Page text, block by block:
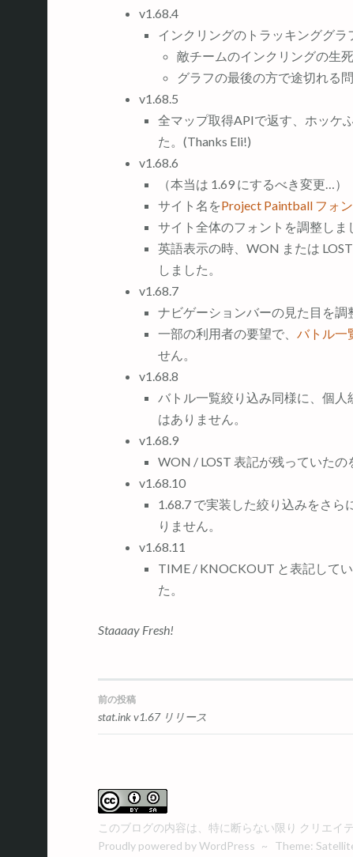
v1.68.4
インクリングのトラッキンググラ
敵チームのインクリングの生
グラフの最後の方で途切れる
v1.68.5
全マップ取得APIで返す、ホッケ
た。(Thanks Eli!)
v1.68.6
（本当は 1.69 にするべき変更…）
サイト名をProject Paintball フォン
サイト全体のフォントを調整しま
英語表示の時、WON または
しました。
v1.68.7
ナビゲーションバーの見た目を調
一部の利用者の要望で、 バトル一
せん。
v1.68.8
バトル一覧絞り込み同様に、個
はありません。
v1.68.9
WON / LOST 表記が残っていたの
v1.68.10
1.68.7 で実装した絞り込みをさ
りません。
v1.68.11
TIME / KNOCKOUT と表記して
た。
Staaaay Fresh!
投
ナ
ビ
前の投稿
stat.ink v1.67 リリース
このブログの内容は、特に断らない限り クリエイ
Proudly powered by WordPress ~ Theme: